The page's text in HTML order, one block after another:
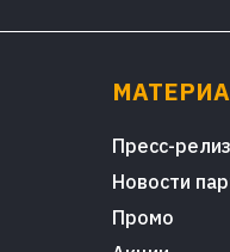
Пресс-
Новости
Промо